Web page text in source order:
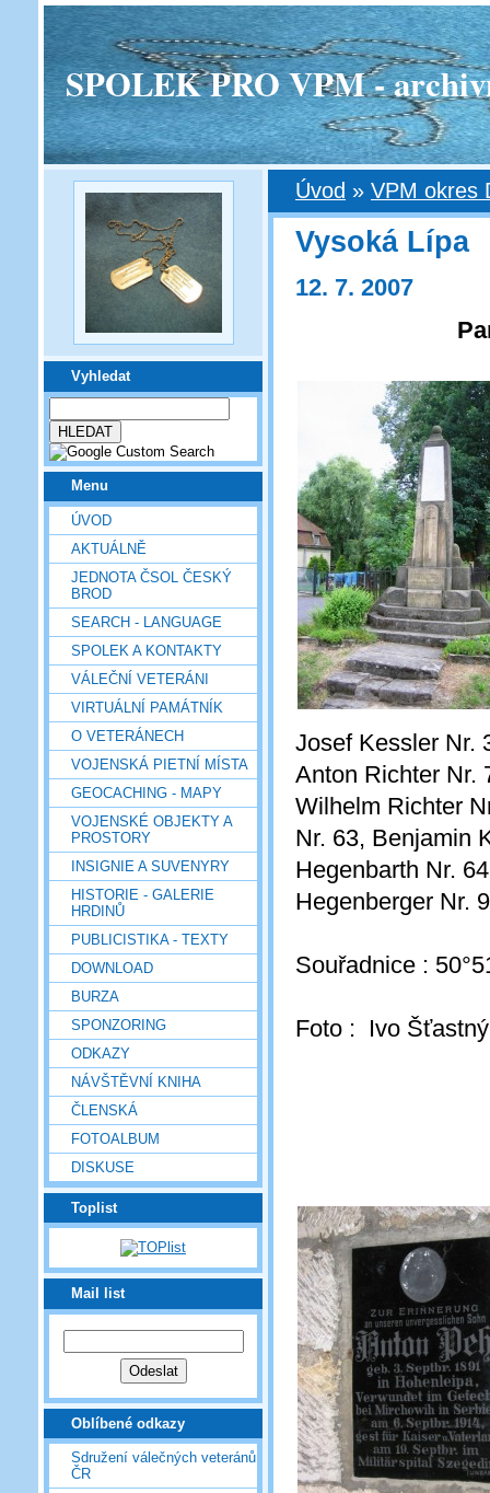
SPOLEK PRO VPM -
Vyhledat
Menu
ÚVOD
AKTUÁLNĚ
JEDNOTA ČSOL ČESKÝ
BROD
SEARCH - LANGUAGE
SPOLEK A KONTAKTY
VÁLEČNÍ VETERÁNI
VIRTUÁLNÍ PAMÁTNÍK
O VETERÁNECH
VOJENSKÁ PIETNÍ MÍSTA
GEOCACHING - MAPY
VOJENSKÉ OBJEKTY A
PROSTORY
INSIGNIE A SUVENYRY
HISTORIE - GALERIE
HRDINŮ
PUBLICISTIKA - TEXTY
DOWNLOAD
BURZA
SPONZORING
ODKAZY
NÁVŠTĚVNÍ KNIHA
ČLENSKÁ
FOTOALBUM
DISKUSE
Toplist
Mail list
Oblíbené odkazy
Sdružení válečných veteránů
ČR
Úvod » VPM okres
Vysoká Lípa
12. 7. 2007
Josef Kessler Nr.
Anton Richter Nr.
Wilhelm Richter
Nr. 63, Benjamin
Hegenbarth Nr.
Hegenberger Nr.
Souřadnice :
Foto : Ivo